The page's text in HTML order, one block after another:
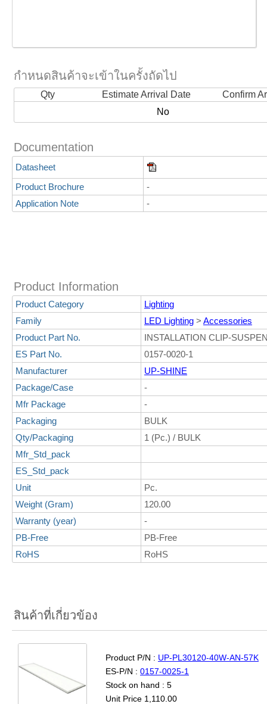
กำหนดสินค้าจะเข้าในครั้งถัดไป
Qty Estimate Arrival Date
Confirm
No
Documentation
Datasheet
Product Brochure
-
Application Note
-
Product Information
Product Category
Lighting
Family
LED Lighting > Accessories
Product Part No.
INSTALLATION CLIP-
ES Part No.
0157-0020-1
Manufacturer
UP-SHINE
Package/Case
-
Mfr Package
-
Packaging
BULK
Qty/Packaging
1 (Pc.) / BULK
Mfr_Std_pack
ES_Std_pack
Unit
Pc.
Weight (Gram)
120.00
Warranty (year)
-
PB-Free
PB-Free
RoHS
RoHS
สินค้าที่เกี่ยวข้อง
Product P/N : UP-PL30120-40W-AN-57K
ES-P/N : 0157-0025-1
Stock on hand : 5
Unit Price 1,110.00